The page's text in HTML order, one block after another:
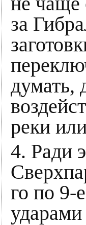
за
думать,
реки
4. Ради
го по 9-
ударами